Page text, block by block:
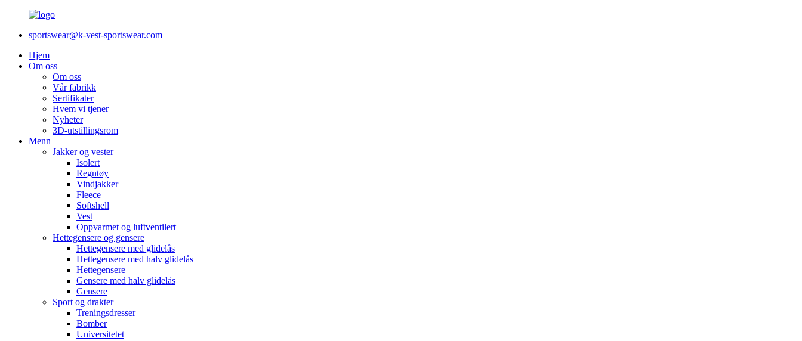
sportswear@k-vest-sportswear.com
Hjem
Om oss
Om oss
Vår fabrikk
Sertifikater
Hvem vi tjener
Nyheter
3D-utstillingsrom
Menn
Jakker og vester
Isolert
Regntøy
Vindjakker
Fleece
Softshell
Vest
Oppvarmet og luftventilert
Hettegensere og gensere
Hettegensere med glidelås
Hettegensere med halv glidelås
Hettegensere
Gensere med halv glidelås
Gensere
Sport og drakter
Treningsdresser
Bomber
Universitetet